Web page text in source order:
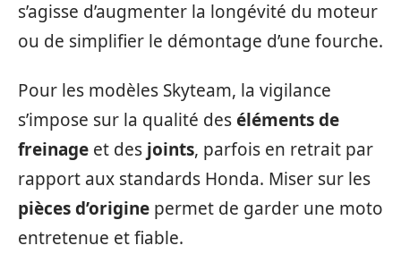
s’agisse d’augmenter la longévité du moteur
ou de simplifier le démontage d’une fourche.
Pour les modèles Skyteam, la vigilance
s’impose sur la qualité deséléments de
freinage et des joints, parfois en retrait par
rapport aux standards Honda. Miser sur les
pièces d’origine permet de garder une moto
entretenue et fiable.